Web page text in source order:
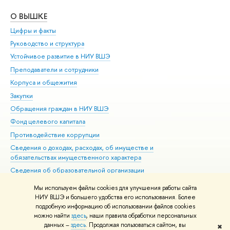
Мы используем файлы cookies для улучшения работы сайта
НИУ ВШЭ и большего удобства его использования. Более
подробную информацию об использовании файлов cookies
можно найти здесь, наши правила обработки персональных
данных –здесь. Продолжая пользоваться сайтом, вы ✖
О ВЫШКЕ
Цифры и факты
Руководство и структура
Устойчивое развитие в НИУ ВШЭ
Преподаватели и сотрудники
Корпуса и общежития
Закупки
Обращения граждан в НИУ ВШЭ
Фонд целевого капитала
Противодействие коррупции
Сведения о доходах, расходах, об имуществе и
обязательствах имущественного характера
Сведения об образовательной организации
Людям с ограниченными возможностями здоровья
Единая платежная страница
Работа в Вышке